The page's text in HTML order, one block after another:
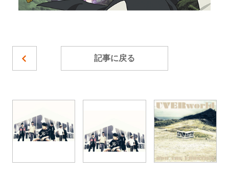
記事に戻る